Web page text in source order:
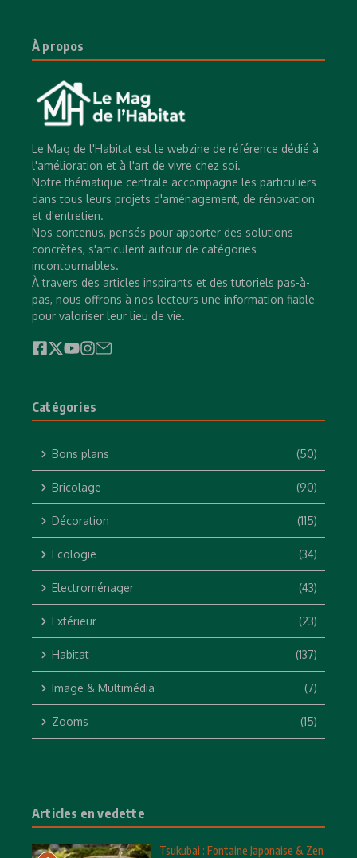
À propos
Le Mag de l'Habitat est le webzine de référence dédié à
l'amélioration et à l'art de vivre chez soi.
Notre thématique centrale accompagne les particuliers
dans tous leurs projets d'aménagement, de rénovation
et d'entretien.
Nos contenus, pensés pour apporter des solutions
concrètes, s'articulent autour de catégories
incontournables.
À travers des articles inspirants et des tutoriels pas-à-
pas, nous offrons à nos lecteurs une information fiable
pour valoriser leur lieu de vie.
Catégories
Bons plans (50)
Bricolage (90)
Décoration (115)
Ecologie (34)
Electroménager (43)
Extérieur (23)
Habitat (137)
Image & Multimédia (7)
Zooms (15)
Articles en vedette
Tsukubai : Fontaine Japonaise & Zen